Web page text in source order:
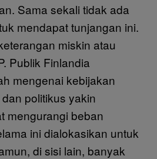
Sama sekali tidak ada
mendapat tunjangan ini.
miskin atau
Publik Finlandia
mengenai kebijakan
politikus yakin
mengurangi beban
ini dialokasikan untuk
di sisi lain, banyak